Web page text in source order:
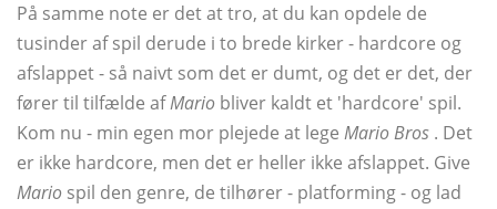
På samme note er det at tro, at du kan opdele de
tusinder af spil derude i to brede kirker - hardcore og
afslappet - så naivt som det er dumt, og det er det, der
fører til tilfælde afMario bliver kaldt et 'hardcore' spil.
Kom nu - min egen mor plejede at lege Mario Bros . Det
er ikke hardcore, men det er heller ikke afslappet. Give
Mario spil den genre, de tilhører - platforming - og lad